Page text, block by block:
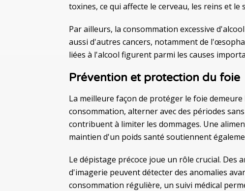
toxines, ce qui affecte le cerveau, les reins et le
Par ailleurs, la consommation excessive
aussi d'autres cancers, notamment de
liées à l'alcool figurent parmi les causes
Prévention et protection du foie
La meilleure façon de protéger le foie
consommation, alterner avec des périodes
contribuent à limiter les dommages. Une
maintien d'un poids santé soutiennent
Le dépistage précoce joue un rôle crucial. Des
d'imagerie peuvent détecter des anomalies
consommation régulière, un suivi médical